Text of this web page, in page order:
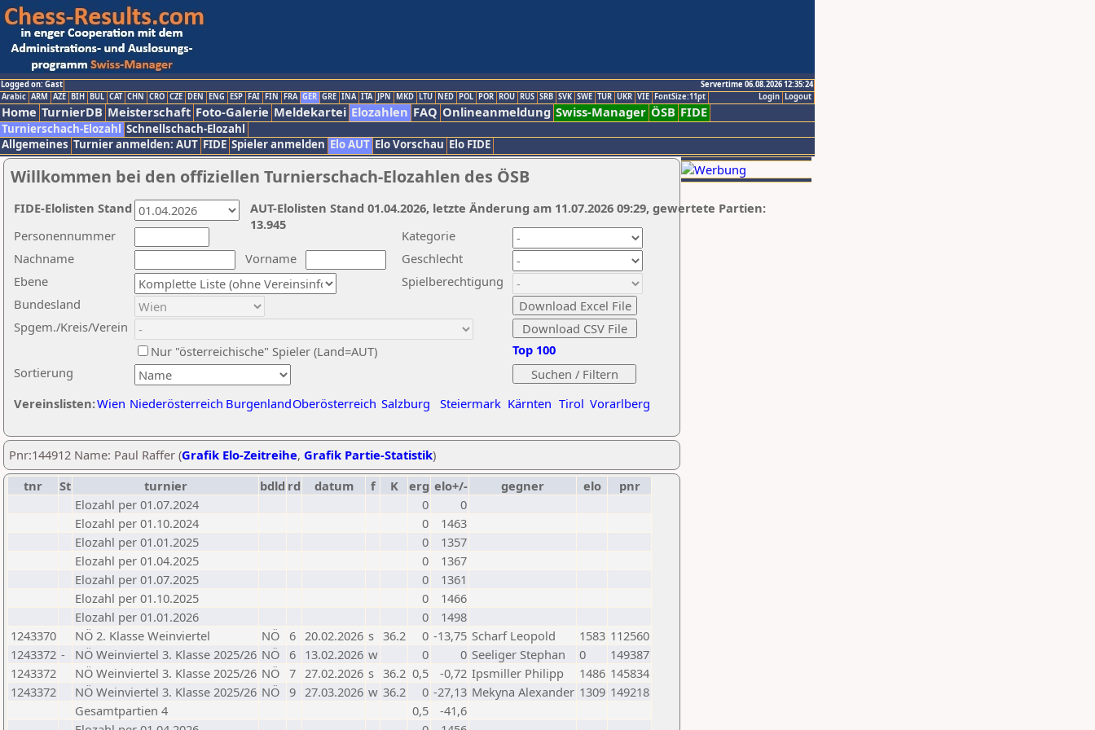
Logged on: Gast
Servertime 06.08.2026 12:35:24
Logout
Login
Arabic ARM AZE BIH BUL CAT CHN CRO CZE DEN ENG ESP FAI FIN FRA GER GRE INA ITA JPN MKD LTU NED POL POR ROU RUS SRB SVK SWE TUR UKR VIE FontSize:11pt
Home TurnierDB Meisterschaft Foto-Galerie Meldekartei Elozahlen FAQ Onlineanmeldung Swiss-Manager ÖSB FIDE
Turnierschach-Elozahl Schnellschach-Elozahl
Allgemeines Turnier anmelden: AUT FIDE Spieler anmelden Elo AUT Elo Vorschau Elo FIDE
Willkommen bei den offiziellen Turnierschach-Elozahlen des ÖSB
Nachname
Vorname
Ebene
Kategorie
Sortierung
Personennummer
Bundesland
Spgem./Kreis/Verein
Geschlecht
Nur "österreichische" Spieler (Land=AUT)
Spielberechtigung
Vereinslisten:Wien Niederösterreich BurgenlandOberösterreich Salzburg Steiermark Kärnten Tirol Vorarlberg
Top 100
AUT-Elolisten Stand 01.04.2026, letzte Änderung am 11.07.2026 09:29, gewertete Partien:
13.945
FIDE-Elolisten Stand
Pnr:144912 Name: Paul Raffer (Grafik Elo-Zeitreihe, Grafik Partie-Statistik)
tnr
St turnier bdld rd datum f K erg elo+/- gegner elo
pnr
Elozahl per 01.07.2024
0
0
Elozahl per 01.10.2024
0
1463
Elozahl per 01.01.2025
0
1357
Elozahl per 01.04.2025
0
1367
Elozahl per 01.07.2025
0
1361
Elozahl per 01.10.2025
0
1466
Elozahl per 01.01.2026
0
1498
1243370
NÖ 2. Klasse Weinviertel NÖ 6 20.02.2026 s 36.2 0 -13,75 Scharf Leopold 1583 112560
1243372 - NÖ Weinviertel 3. Klasse 2025/26 NÖ 6 13.02.2026 w 0 0 Seeliger Stephan 0
149387
1243372
NÖ Weinviertel 3. Klasse 2025/26 NÖ 7 27.02.2026 s 36.2 0,5 -0,72 Ipsmiller Philipp 1486 145834
1243372
NÖ Weinviertel 3. Klasse 2025/26 NÖ 9 27.03.2026 w 36.2 0 -27,13 Mekyna Alexander 1309 149218
Gesamtpartien 4
0,5
-41,6